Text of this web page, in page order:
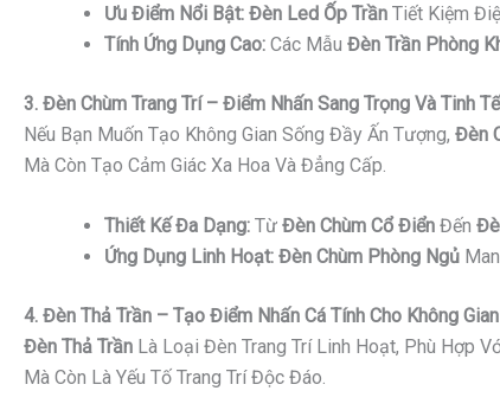
Ưu Điểm Nổi Bật: Đèn Led Ốp Trần Tiết Kiệm
Tính Ứng Dụng Cao: Các Mẫu Đèn Trần Phòng
3. Đèn Chùm Trang Trí – Điểm Nhấn Sang Trọng Và Tinh Tế
Nếu Bạn Muốn Tạo Không Gian Sống Đầy Ấn Tượng, Đèn
Mà Còn Tạo Cảm Giác Xa Hoa Và Đẳng Cấp.
Thiết Kế Đa Dạng: Từ Đèn Chùm Cổ Điển Đến
Ứng Dụng Linh Hoạt: Đèn Chùm Phòng Ngủ
4. Đèn Thả Trần – Tạo Điểm Nhấn Cá Tính Cho Không Gian
Đèn Thả Trần Là Loại Đèn Trang Trí Linh Hoạt, Phù Hợp
Mà Còn Là Yếu Tố Trang Trí Độc Đáo.